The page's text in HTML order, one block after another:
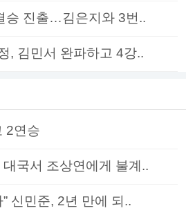
승 진출…김은지와 3번..
, 김민서 완파하고 4강..
2연승
국서 조상연에게 불계..
신민준, 2년 만에 되..